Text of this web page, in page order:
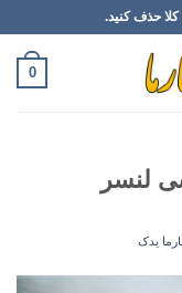
کلا حذف کنید.
0
لنسر
یدک